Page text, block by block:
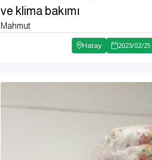
ve klima bakımı
Mahmut
Hatay 2023/02/25